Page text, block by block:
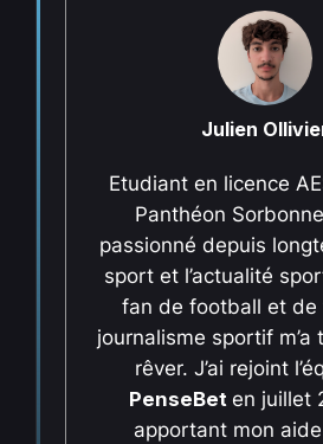
Julien
Etudiant en licence
Panthéon
passionné depuis
sport et l’actualité
fan de football et de
journalisme sportif m’a
rêver. J’ai rejoint
PenseBet en juillet
apportant mon